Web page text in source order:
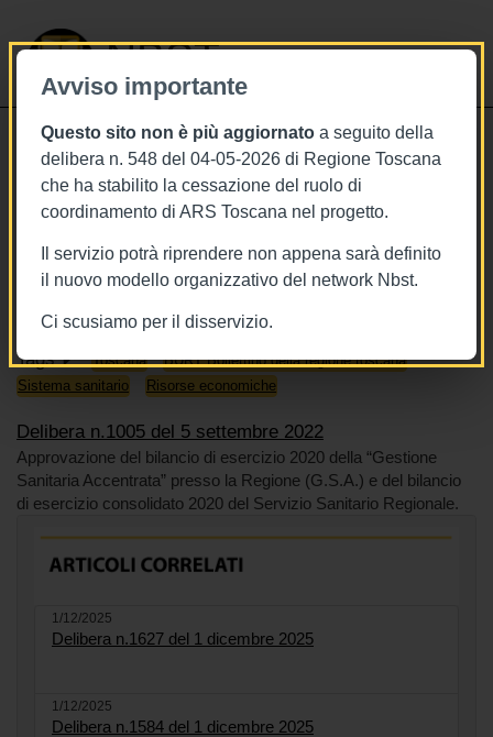
Avviso importante
Questo sito non è più aggiornato a seguito della
delibera n. 548 del 04-05-2026 di Regione Toscana
che ha stabilito la cessazione del ruolo di
coordinamento di ARS Toscana nel progetto.
Il servizio potrà riprendere non appena sarà definito
il nuovo modello organizzativo del network Nbst.
Ci scusiamo per il disservizio.
NBST
Delibera n.1005 del 5 settembre
2022
Tags Toscana
BURT Bollettino della regione toscana
Sistema sanitario
Risorse economiche
Delibera n.1005 del 5 settembre 2022
Approvazione del bilancio di esercizio 2020 della “Gestione
Sanitaria Accentrata” presso la Regione (G.S.A.) e del bilancio
di esercizio consolidato 2020 del Servizio Sanitario Regionale.
1/12/2025
Delibera n.1627 del 1 dicembre 2025
1/12/2025
Delibera n.1584 del 1 dicembre 2025